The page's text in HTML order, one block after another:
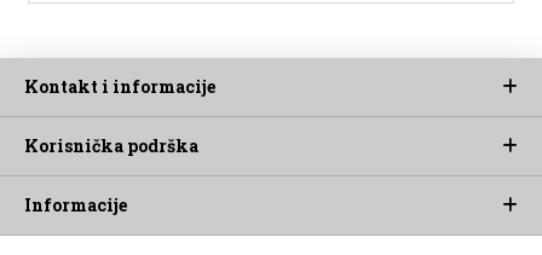
Kontakt i informacije
Korisnička podrška
Informacije